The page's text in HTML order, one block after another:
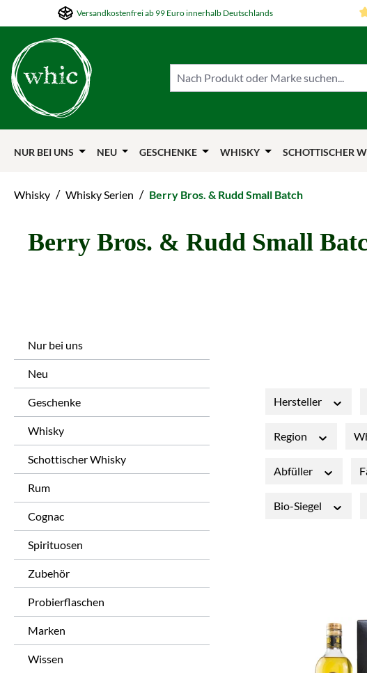
Hauptinhalt springen
Zur Suche springen
Zur Hauptnavigation springen
Versandkostenfrei ab 99 Euro innerhalb Deutschlands
NUR BEI UNS NEU GESCHENKE WHISKY SCHOTTISCHER
Whisky / Whisky Serien / Berry Bros. & Rudd Small Batch
Berry Bros. & Rudd Small
Nur bei uns
Neu
Geschenke
Whisky
Schottischer Whisky
Rum
Cognac
Spirituosen
Zubehör
Probierflaschen
Marken
Wissen
Hersteller
Region
Abfüller
Bio-Siegel